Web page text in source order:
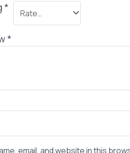
*
*
email, and website in this